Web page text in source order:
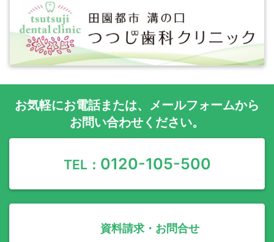
お気軽にお電話または、 メールフォームから
お問い合わせください。
TEL： 0120-105-500
資料請求・お問合せ